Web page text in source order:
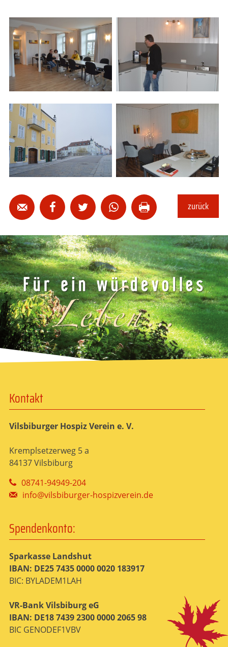
     zurück
Kontakt
Vilsbiburger Hospiz Verein e. V.
Kremplsetzerweg 5 a
84137 Vilsbiburg
08741-94949-204
info@vilsbiburger-hospizverein.de
Spendenkonto:
Sparkasse Landshut
IBAN: DE25 7435 0000 0020 183917
BIC: BYLADEM1LAH
VR-Bank Vilsbiburg eG
IBAN: DE18 7439 2300 0000 2065 98
BIC GENODEF1VBV